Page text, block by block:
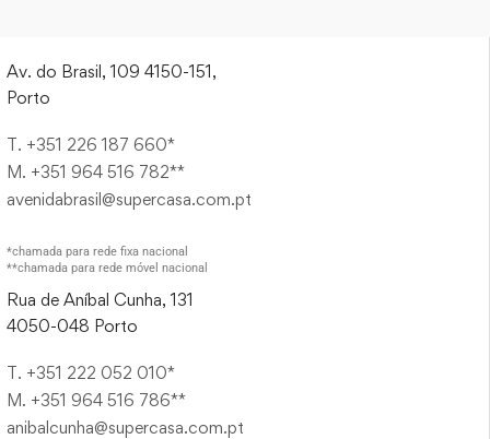
Av. do Brasil, 109 4150-151,
Porto
T. +351 226 187 660*
M. +351 964 516 782**
avenidabrasil@supercasa.com.pt
*chamada para rede fixa nacional
**chamada para rede móvel nacional
Rua de Aníbal Cunha, 131
4050-048 Porto
T. +351 222 052 010*
M. +351 964 516 786**
anibalcunha@supercasa.com.pt